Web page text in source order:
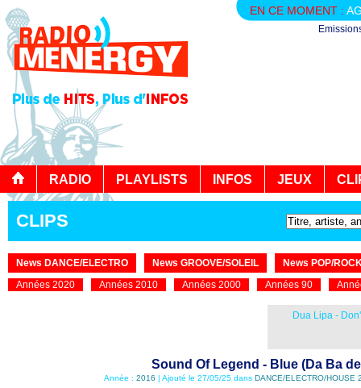
EN CE MOMENT :
RADIO PLAYLISTS INFOS JEUX
CLIPS
News DANCE/ELECTRO News GROOVE/SOLEIL
News POP/
Années 2020
Années 2010 Années 2000 Années 90
Dua Lipa -
Sound Of Legend - Blue (Da Ba
Année : 2016 | Ajouté le 27/05/25 dans DANCE/ELECTRO/HOUSE